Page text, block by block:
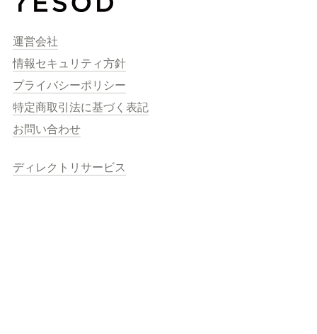
運営会社
情報セキュリティ方針
プライバシーポリシー
特定商取引法に基づく表記
お問い合わせ
ディレクトリサービス